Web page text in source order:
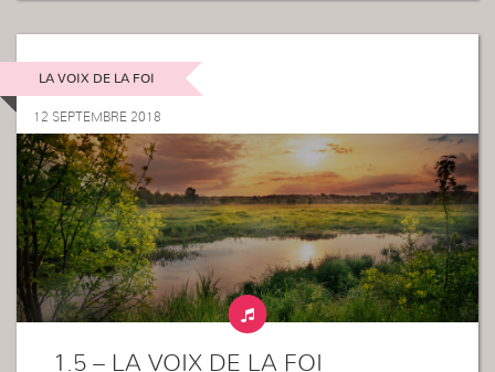
LA VOIX DE LA FOI
12 SEPTEMBRE 2018
1.5 – LA VOIX DE LA FOI